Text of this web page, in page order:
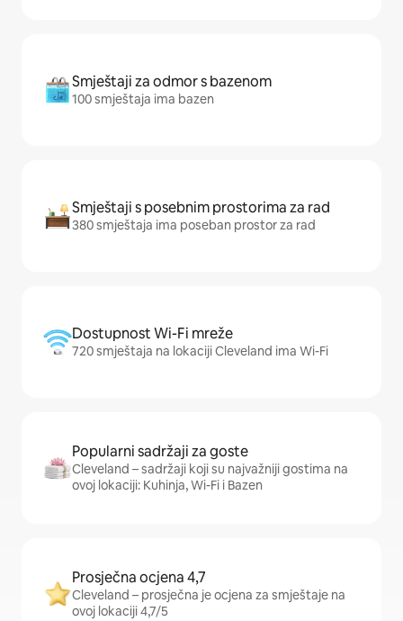
Smještaji za odmor s bazenom
100 smještaja ima bazen
Smještaji s posebnim prostorima za rad
380 smještaja ima poseban prostor za rad
Dostupnost Wi-Fi mreže
720 smještaja na lokaciji Cleveland ima Wi-Fi
Popularni sadržaji za goste
Cleveland – sadržaji koji su najvažniji gostima na
ovoj lokaciji: Kuhinja, Wi-Fi i Bazen
Prosječna ocjena 4,7
Cleveland – prosječna je ocjena za smještaje na
ovoj lokaciji 4,7/5